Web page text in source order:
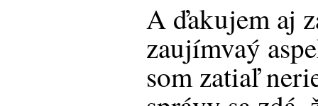
A ďakujem aj
zaujímvaý
som zatiaľ